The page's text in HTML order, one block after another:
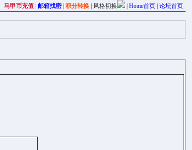
马甲币充值| 邮箱找密| 积分转换| 风格切换 Home首页| 论坛首页